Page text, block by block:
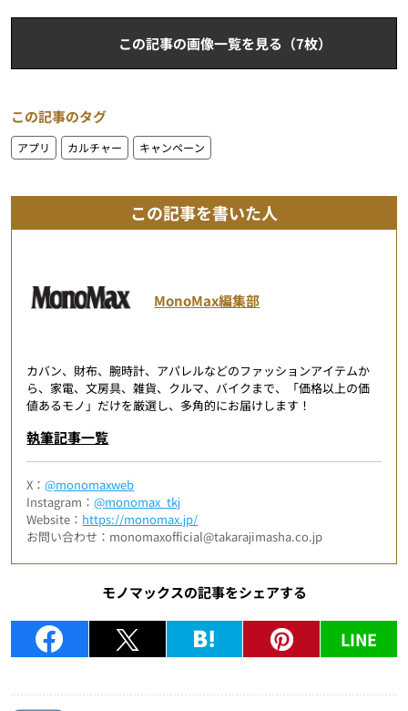
この記事の画像一覧を見る（7枚）
この記事のタグ
アプリ カルチャー キャンペーン
この記事を書いた人
MonoMax編集部
カバン、財布、腕時計、アパレルなどのファッションアイテムか
ら、家電、文房具、雑貨、クルマ、バイクまで、「価格以上の価
値あるモノ」だけを厳選し、多角的にお届けします！
執筆記事一覧
X：@monomaxweb
Instagram：@monomax_tkj
Website： https://monomax.jp/
お問い合わせ：monomaxofficial@takarajimasha.co.jp
モノマックスの記事をシェアする
LINE